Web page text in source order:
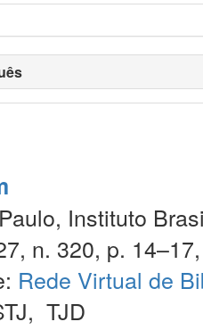
Instituto
n. 320, p.
Rede Virtual de
, TJD